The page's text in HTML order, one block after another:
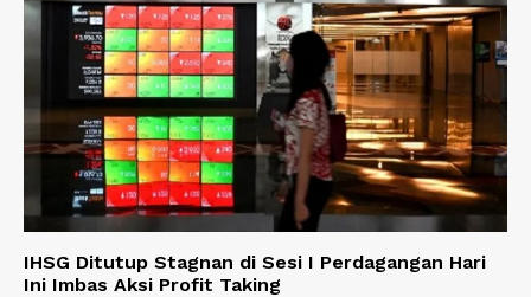
IHSG Ditutup Stagnan di Sesi I Perdagangan Hari
Ini Imbas Aksi Profit Taking